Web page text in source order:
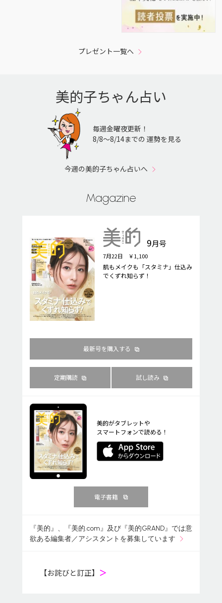
プレゼント一覧へ
美的子ちゃん占い
毎週金曜夜更新！
8/8〜8/14までの 運勢を見る
今週の美的子ちゃん占いへ
Magazine
9月号
7月22日 ￥1,100
肌もメイクも「スタミナ」仕込み
でくずれ知らず！
最新号を購入する
定期購読 試し読み
美的がタブレットや
スマートフォンで読める！
電子書籍
『美的』、『美的.com』及び『美的GRAND』では意
欲ある編集者／アシスタントを募集しています
【お詫びと訂正】 ＞